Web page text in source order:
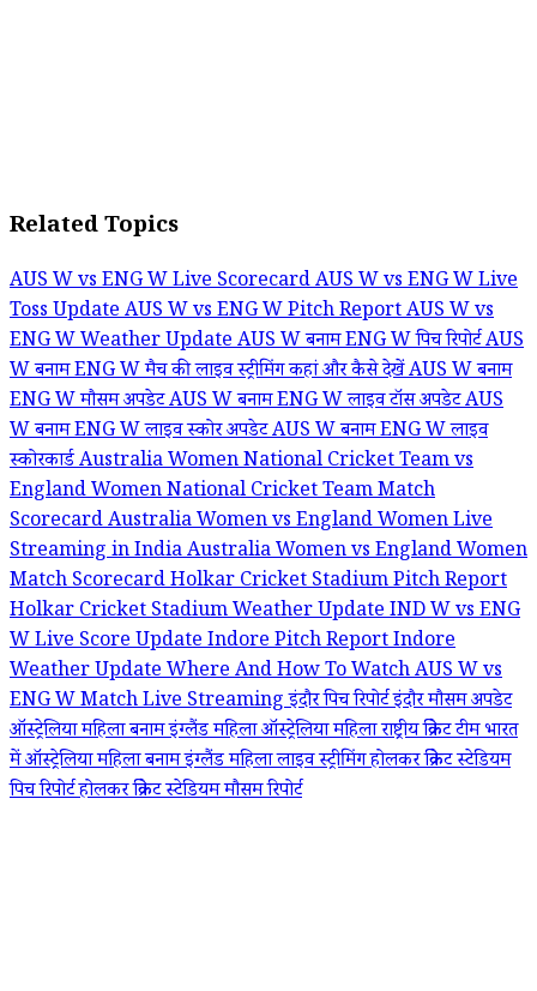
Related Topics
AUS W vs ENG W Live ScorecardAUS W vs ENG W Live
Toss UpdateAUS W vs ENG W Pitch ReportAUS W vs
ENG W Weather UpdateAUS W बनाम ENG W पिच रिपोर्टAUS
W बनाम ENG W मैच की लाइव स्ट्रीमिंग कहां और कैसे देखेंAUS W बनाम
ENG W मौसम अपडेटAUS W बनाम ENG W लाइव टॉस अपडेटAUS
W बनाम ENG W लाइव स्कोर अपडेटAUS W बनाम ENG W लाइव
स्कोरकार्डAustralia Women National Cricket Team vs
England Women National Cricket Team Match
ScorecardAustralia Women vs England Women Live
Streaming in IndiaAustralia Women vs England Women
Match ScorecardHolkar Cricket Stadium Pitch Report
Holkar Cricket Stadium Weather UpdateIND W vs ENG
W Live Score UpdateIndore Pitch ReportIndore
Weather UpdateWhere And How To Watch AUS W vs
ENG W Match Live Streamingइंदौर पिच रिपोर्टइंदौर मौसम अपडेट
ऑस्ट्रेलिया महिला बनाम इंग्लैंड महिलाऑस्ट्रेलिया महिला राष्ट्रीय क्रिकेट टीमभारत
में ऑस्ट्रेलिया महिला बनाम इंग्लैंड महिला लाइव स्ट्रीमिंगहोलकर क्रिकेट स्टेडियम
पिच रिपोर्टहोलकर क्रिकेट स्टेडियम मौसम रिपोर्ट